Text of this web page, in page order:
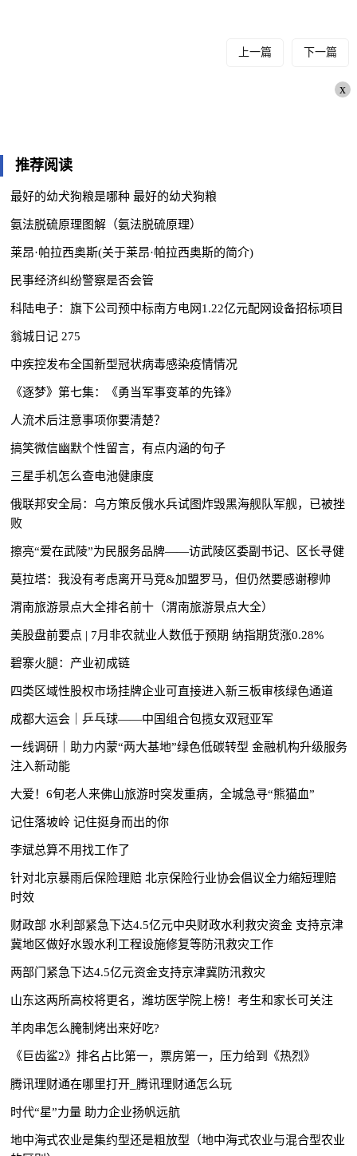
上一篇 下一篇
x
推荐阅读
最好的幼犬狗粮是哪种 最好的幼犬狗粮
氨法脱硫原理图解（氨法脱硫原理）
莱昂·帕拉西奥斯(关于莱昂·帕拉西奥斯的简介)
民事经济纠纷警察是否会管
科陆电子：旗下公司预中标南方电网1.22亿元配网设备招标项目
翁城日记 275
中疾控发布全国新型冠状病毒感染疫情情况
《逐梦》第七集：《勇当军事变革的先锋》
人流术后注意事项你要清楚？
搞笑微信幽默个性留言，有点内涵的句子
三星手机怎么查电池健康度
俄联邦安全局：乌方策反俄水兵试图炸毁黑海舰队军舰，已被挫
败
擦亮“爱在武陵”为民服务品牌——访武陵区委副书记、区长寻健
莫拉塔：我没有考虑离开马竞&加盟罗马，但仍然要感谢穆帅
渭南旅游景点大全排名前十（渭南旅游景点大全）
美股盘前要点 | 7月非农就业人数低于预期 纳指期货涨0.28%
碧寨火腿：产业初成链
四类区域性股权市场挂牌企业可直接进入新三板审核绿色通道
成都大运会｜乒乓球——中国组合包揽女双冠亚军
一线调研｜助力内蒙“两大基地”绿色低碳转型 金融机构升级服务
注入新动能
大爱！6旬老人来佛山旅游时突发重病，全城急寻“熊猫血”
记住落坡岭 记住挺身而出的你
李斌总算不用找工作了
针对北京暴雨后保险理赔 北京保险行业协会倡议全力缩短理赔
时效
财政部 水利部紧急下达4.5亿元中央财政水利救灾资金 支持京津
冀地区做好水毁水利工程设施修复等防汛救灾工作
两部门紧急下达4.5亿元资金支持京津冀防汛救灾
山东这两所高校将更名，潍坊医学院上榜！考生和家长可关注
羊肉串怎么腌制烤出来好吃?
《巨齿鲨2》排名占比第一，票房第一，压力给到《热烈》
腾讯理财通在哪里打开_腾讯理财通怎么玩
时代“星”力量 助力企业扬帆远航
地中海式农业是集约型还是粗放型（地中海式农业与混合型农业